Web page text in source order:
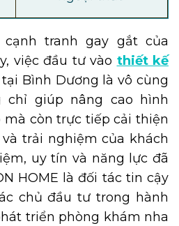
tranh gay gắt của
việc đầu tư vào thiết kế
tại Bình Dương là vô cùng
chỉ giúp nâng cao hình
còn trực tiếp cải thiện
trải nghiệm của khách
uy tín và năng lực đã
HOME là đối tác tin cậy
chủ đầu tư trong hành
triển phòng khám nha